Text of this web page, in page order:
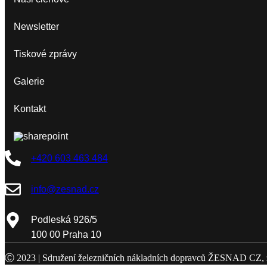
Newsletter
Tiskové zprávy
Galerie
Kontakt
+420 603 463 484
info@zesnad.cz
Podleská 926/5
100 00 Praha 10
Ⓒ 2023 | Sdružení železničních nákladních dopravců ŽESNAD CZ,